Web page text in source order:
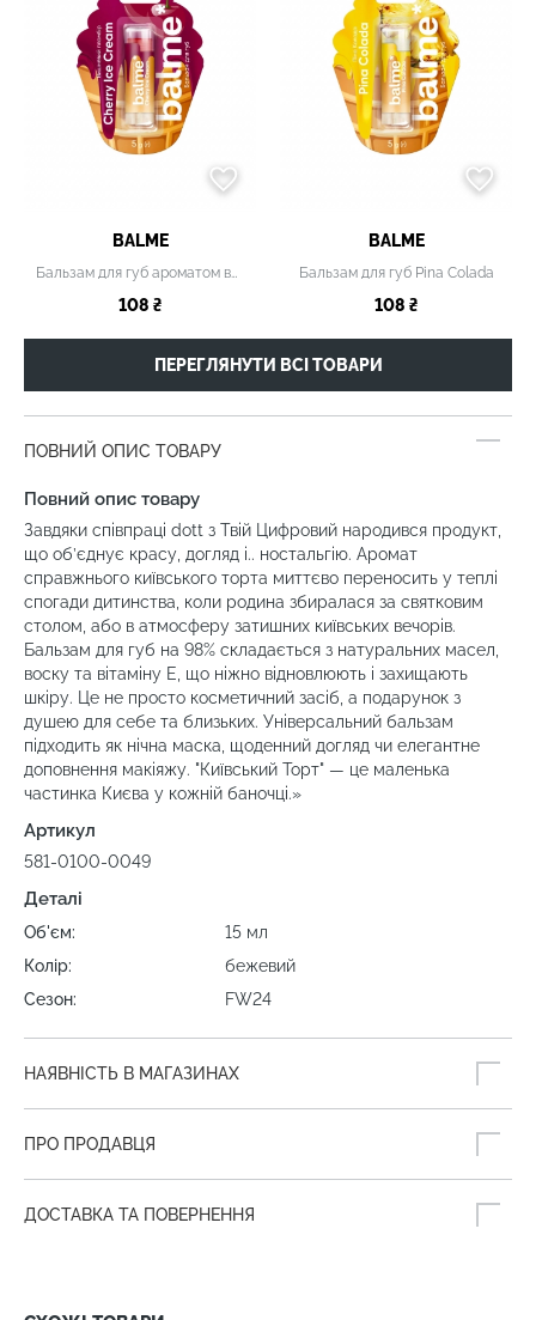
BALME
Бальзам для губ ароматом вишневого пломбіру
108 ₴
BALME
Бальзам для губ Pina Colada
108 ₴
ПЕРЕГЛЯНУТИ ВСІ ТОВАРИ
ПОВНИЙ ОПИС ТОВАРУ
Повний опис товару
Завдяки співпраці dott з Твій Цифровий народився продукт,
що об’єднує красу, догляд і.. ностальгію. Аромат
справжнього київського торта миттєво переносить у теплі
спогади дитинства, коли родина збиралася за святковим
столом, або в атмосферу затишних київських вечорів.
Бальзам для губ на 98% складається з натуральних масел,
воску та вітаміну Е, що ніжно відновлюють і захищають
шкіру. Це не просто косметичний засіб, а подарунок з
душею для себе та близьких. Універсальний бальзам
підходить як нічна маска, щоденний догляд чи елегантне
доповнення макіяжу. "Київський Торт" — це маленька
частинка Києва у кожній баночці.»
Артикул
581-0100-0049
Деталі
Об'єм:
15 мл
Колір:
бежевий
Сезон:
FW24
НАЯВНІСТЬ В МАГАЗИНАХ
ПРО ПРОДАВЦЯ
ДОСТАВКА ТА ПОВЕРНЕННЯ